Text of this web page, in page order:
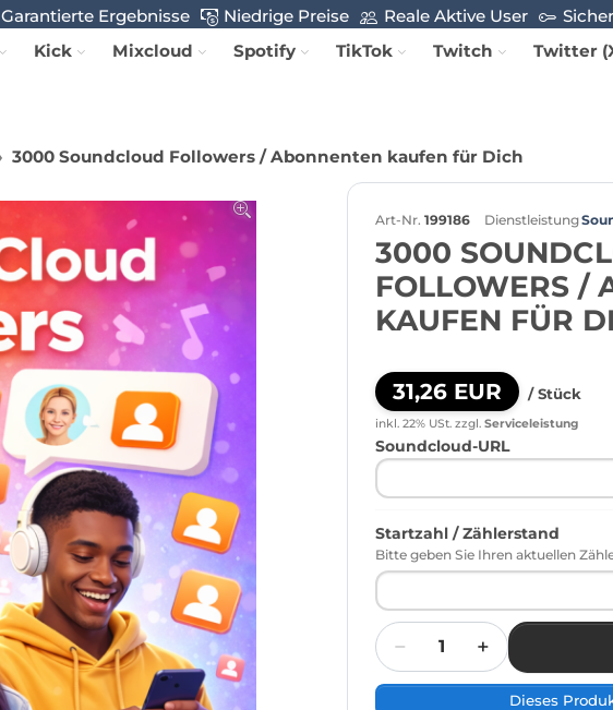
Garantierte Ergebnisse Niedrige Preise Reale Aktive User
Kick Mixcloud Spotify TikTok Twitch Twitter
3000 Soundcloud Followers / Abonnenten kaufen für Dich
Art-Nr. 199186 Dienstleistung
3000
FOLLOWERS /
KAUFEN FÜR
31,26 EUR / Stück
inkl. 22% USt. zzgl. Serviceleistung
Soundcloud-URL
Startzahl / Zählerstand
Bitte geben Sie Ihren aktuellen
Menge
Dieses